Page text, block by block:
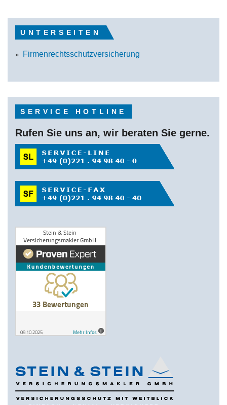
UNTERSEITEN
Firmenrechtsschutzversicherung
SERVICE HOTLINE
Rufen Sie uns an, wir beraten Sie gerne.